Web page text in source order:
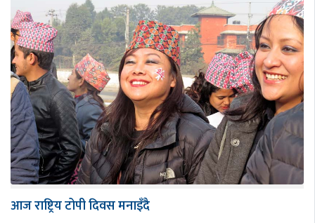
आज राष्ट्रिय टोपी दिवस मनाइँदै